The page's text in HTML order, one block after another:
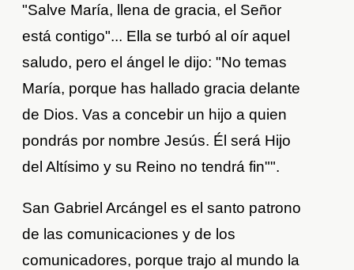
"Salve María, llena de gracia, el Señor
está contigo"... Ella se turbó al oír aquel
saludo, pero el ángel le dijo: "No temas
María, porque has hallado gracia delante
de Dios. Vas a concebir un hijo a quien
pondrás por nombre Jesús. Él será Hijo
del Altísimo y su Reino no tendrá fin"".
San Gabriel Arcángel es el santo patrono
de las comunicaciones y de los
comunicadores, porque trajo al mundo la